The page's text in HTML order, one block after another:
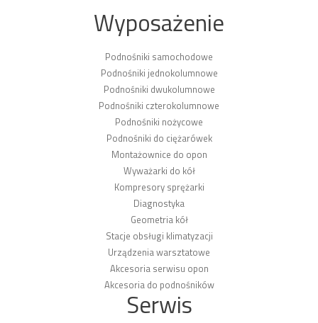
Wyposażenie
Podnośniki samochodowe
Podnośniki jednokolumnowe
Podnośniki dwukolumnowe
Podnośniki czterokolumnowe
Podnośniki nożycowe
Podnośniki do ciężarówek
Montażownice do opon
Wyważarki do kół
Kompresory sprężarki
Diagnostyka
Geometria kół
Stacje obsługi klimatyzacji
Urządzenia warsztatowe
Akcesoria serwisu opon
Akcesoria do podnośników
Serwis